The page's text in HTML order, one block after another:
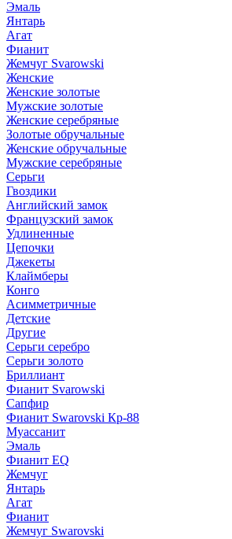
Эмаль
Янтарь
Агат
Фианит
Жемчуг Svarowski
Женские
Женские золотые
Мужские золотые
Женские серебряные
Золотые обручальные
Женские обручальные
Мужские серебряные
Серьги
Гвоздики
Английский замок
Французский замок
Удлиненные
Цепочки
Джекеты
Клаймберы
Конго
Асимметричные
Детские
Другие
Серьги серебро
Серьги золото
Бриллиант
Фианит Svarowski
Сапфир
Фианит Swarovski Кр-88
Муассанит
Эмаль
Фианит EQ
Жемчуг
Янтарь
Агат
Фианит
Жемчуг Swarovski